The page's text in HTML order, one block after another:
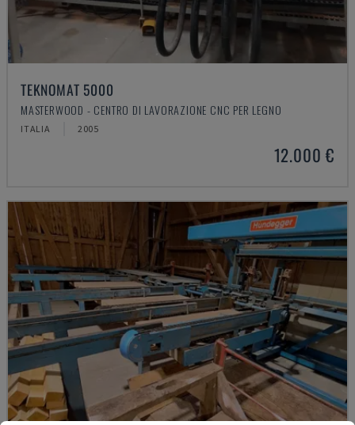
TEKNOMAT 5000
MASTERWOOD - CENTRO DI LAVORAZIONE CNC PER LEGNO
ITALIA 2005
12.000 €